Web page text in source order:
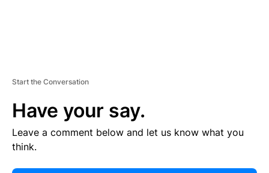
Start the Conversation
Have your say.
Leave a comment below and let us know what you
think.